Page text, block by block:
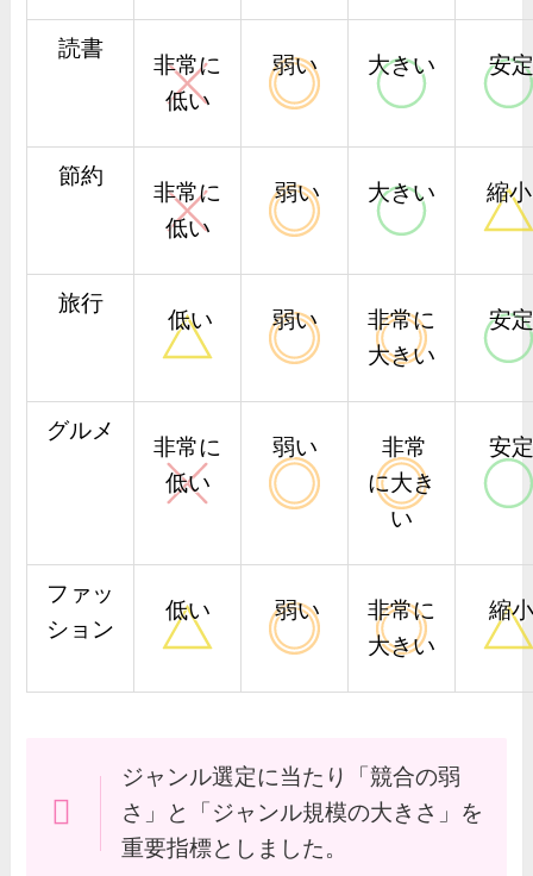
読書
非常に
低い
弱い 大きい 安
節約
非常に
低い
弱い 大きい 縮小
旅行
低い 弱い
非常に
大きい
安
グルメ
非常に
低い
弱い
非常
に大き
い
安
ファッ
ション
低い 弱い
非常に
大きい
縮
ジャンル選定に当たり「競合の弱
さ」と「ジャンル規模の大きさ」を
重要指標としました。